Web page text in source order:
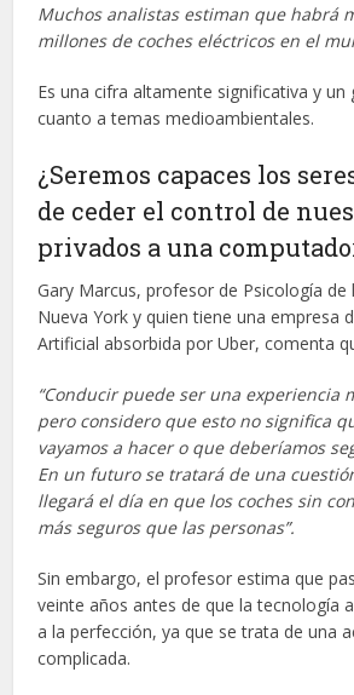
Muchos analistas estiman que habrá
millones de coches eléctricos en el
Es una cifra altamente significativa y un
cuanto a temas medioambientales.
¿Seremos capaces los
de ceder el control de
privados a una
Gary Marcus, profesor de Psicología de
Nueva York y quien tiene una empresa
Artificial absorbida por Uber, comenta
“Conducir puede ser una experiencia
pero considero que esto no significa
vayamos a hacer o que deberíamos
En un futuro se tratará de una
llegará el día en que los coches sin
más seguros que las personas”.
Sin embargo, el profesor estima que
veinte años antes de que la tecnología
a la perfección, ya que se trata de una
complicada.